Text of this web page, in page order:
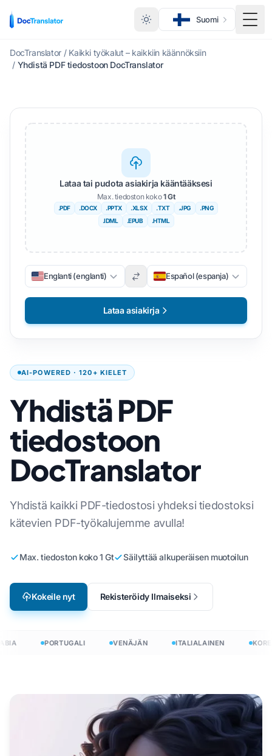
Suomi
DocTranslator / Kaikki työkalut – kaikkiin käännöksiin
/ Yhdistä PDF tiedostoon DocTranslator
AI-POWERED · 120+ KIELET
Yhdistä PDF
tiedostoon
DocTranslator
Yhdistä kaikki PDF-tiedostosi yhdeksi tiedostoksi
kätevien PDF-työkalujemme avulla!
Max. tiedoston koko 1 Gt Säilyttää alkuperäisen muotoilun
Kokeile nyt Rekisteröidy Ilmaiseksi
Lataa tai pudota asiakirja kääntääksesi
Max. tiedoston koko1 Gt
.PDF .DOCX .PPTX .XLSX .TXT .JPG
.PNG
.IDML
.EPUB .HTML
Englanti (englanti) Español (espanja)
Lataa asiakirja
PORTUGALI VENÄJÄN ITALIALAINEN